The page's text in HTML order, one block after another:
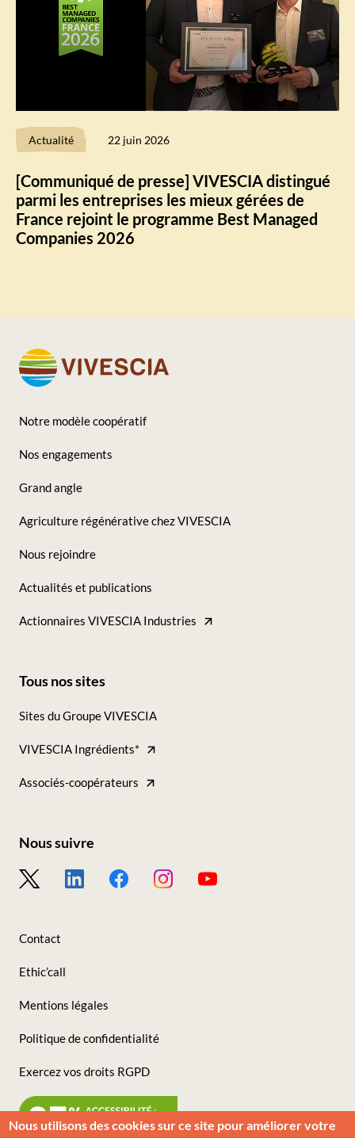
Nous utilisons des cookies sur ce site pour améliorer votre
Actualité 22 juin 2026
[Communiqué de presse] VIVESCIA distingué
parmi les entreprises les mieux gérées de
France rejoint le programme Best Managed
Companies 2026
Seconde
colonne
Notre modèle coopératif
Nos engagements
Grand angle
Agriculture régénérative chez VIVESCIA
Nous rejoindre
Actualités et publications
Actionnaires VIVESCIA Industries
-
Tous
nos
Tous nos sites
Sites du Groupe VIVESCIA
VIVESCIA Ingrédients*
Associés-coopérateurs
-
suivre
Nous suivre
Contact
Ethic’call
Mentions légales
Politique de confidentialité
Exercez vos droits RGPD